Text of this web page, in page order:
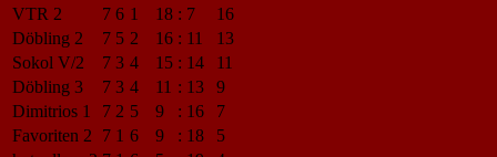
VTR 2
7 6 1 18 : 7
16
Döbling 2
7 5 2 16 : 11
13
Sokol V/2
7 3 4 15 : 14
11
Döbling 3
7 3 4 11 : 13
9
Dimitrios 1
7 2 5 9 : 16
7
Favoriten 2
7 1 6 9 : 18
5